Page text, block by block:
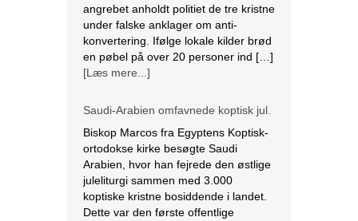
angrebet anholdt politiet de tre kristne
under falske anklager om anti-
konvertering. Ifølge lokale kilder brød
en pøbel på over 20 personer ind […]
[Læs mere...]
Saudi-Arabien omfavnede koptisk jul.
Biskop Marcos fra Egyptens Koptisk-
ortodokse kirke besøgte Saudi
Arabien, hvor han fejrede den østlige
juleliturgi sammen med 3.000
koptiske kristne bosiddende i landet.
Dette var den første offentlige